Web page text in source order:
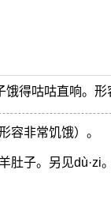
饿得咕咕直响。形
容非常饥饿）。
肚子。另见dù·zi